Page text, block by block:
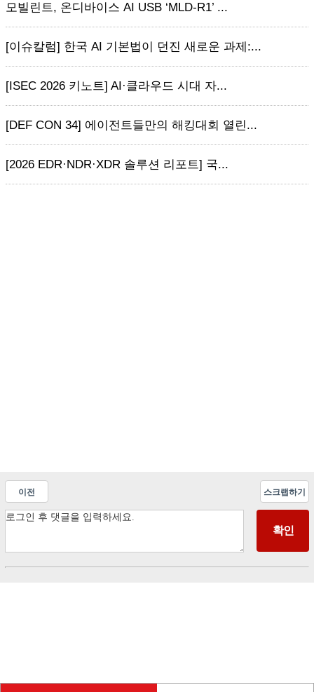
모빌린트, 온디바이스 AI USB ‘MLD-R1’ ...
[이슈칼럼] 한국 AI 기본법이 던진 새로운 과제:...
[ISEC 2026 키노트] AI·클라우드 시대 자...
[DEF CON 34] 에이전트들만의 해킹대회 열린...
[2026 EDR·NDR·XDR 솔루션 리포트] 국...
이전 스크랩하기